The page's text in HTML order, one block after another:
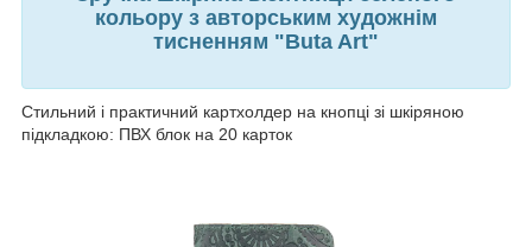
кольору з авторським художнім
тисненням "Buta Art"
Стильний і практичний картхолдер на кнопці зі шкіряною
підкладкою: ПВХ блок на 20 карток